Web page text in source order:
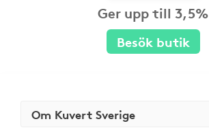
Ger upp till 3,5%
Besök butik
Om Kuvert Sverige